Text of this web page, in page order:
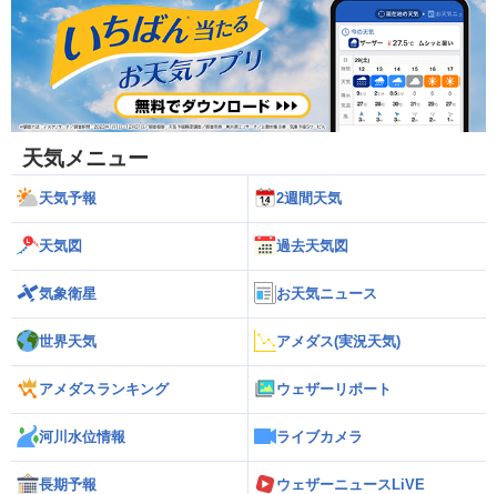
天気メニュー
天気予報 2週間天気
天気図 過去天気図
気象衛星 お天気ニュース
世界天気 アメダス(実況天気)
アメダスランキング ウェザーリポート
河川水位情報 ライブカメラ
長期予報 ウェザーニュースLiVE